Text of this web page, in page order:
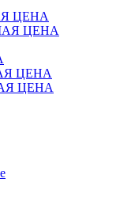
ЦЕНА
ЦЕНА
ЦЕНА
ЦЕНА